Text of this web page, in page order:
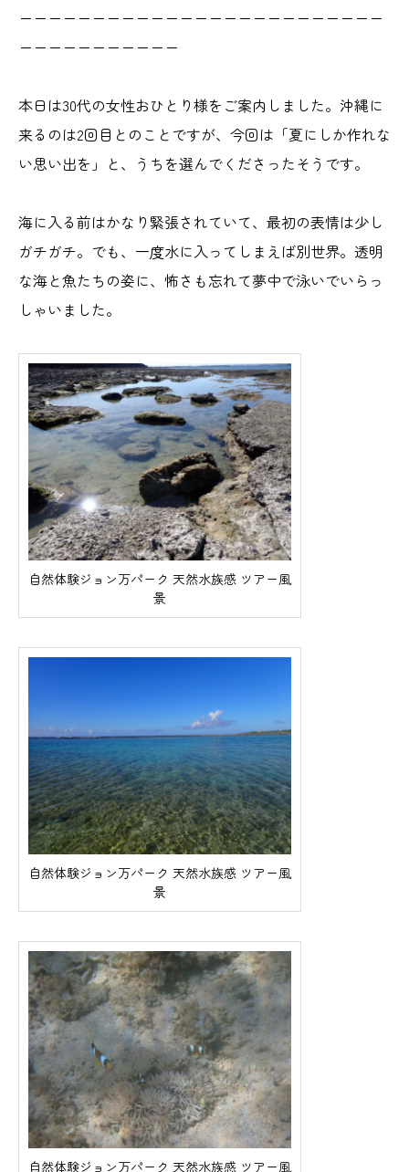
ーーーーーーーーーーーーーーーーーーーーーーーーー
ーーーーーーーーーーー
本日は30代の女性おひとり様をご案内しました。沖縄に
来るのは2回目とのことですが、今回は「夏にしか作れな
い思い出を」と、うちを選んでくださったそうです。
海に入る前はかなり緊張されていて、最初の表情は少し
ガチガチ。でも、一度水に入ってしまえば別世界。透明
な海と魚たちの姿に、怖さも忘れて夢中で泳いでいらっ
しゃいました。
自然体験ジョン万パーク 天然水族感 ツアー風
景
自然体験ジョン万パーク 天然水族感 ツアー風
景
自然体験ジョン万パーク 天然水族感 ツアー風